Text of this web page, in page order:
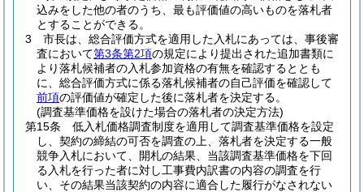
込みをした他の者のうち、最も評価値の高いものを落札者
とすることができる。
3
市長は、総合評価方式を適用した入札にあっては、事後審
査において第3条第2項の規定により提出された追加書類に
より落札候補者の入札参加資格の有無を確認するととも
に、総合評価方式に係る落札候補者の自己評価を確認して
前項の評価値が確定した後に落札者を決定する。
(調査基準価格を設けた場合の落札者の決定方法)
第15条
低入札価格調査制度を適用して調査基準価格を設定
し、契約の締結の可否を調査の上、落札者を決定する一般
競争入札において、開札の結果、当該調査基準価格を下回
る入札を行った者に対し工事費内訳書の内容の調査を行
い、その結果当該契約の内容に適合した履行がなされない